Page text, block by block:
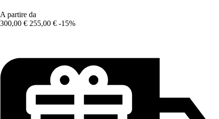
A partire da
300,00 € 255,00 € -15%